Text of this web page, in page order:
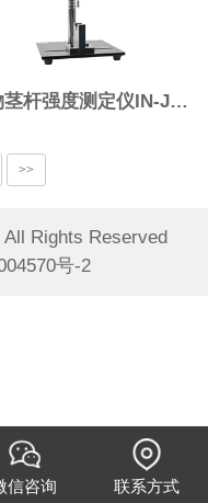
植物茎杆强度测定仪IN-JG1
>>
Rights Reserved
号-2
信咨询 联系方式